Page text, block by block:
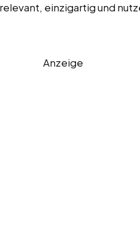
einzigartig und
Anzeige